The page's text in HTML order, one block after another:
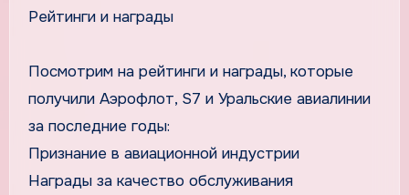
Рейтинги и награды
Посмотрим на рейтинги и награды, которые
получили Аэрофлот, S7 и Уральские авиалинии
за последние годы:
Признание в авиационной индустрии
Награды за качество обслуживания